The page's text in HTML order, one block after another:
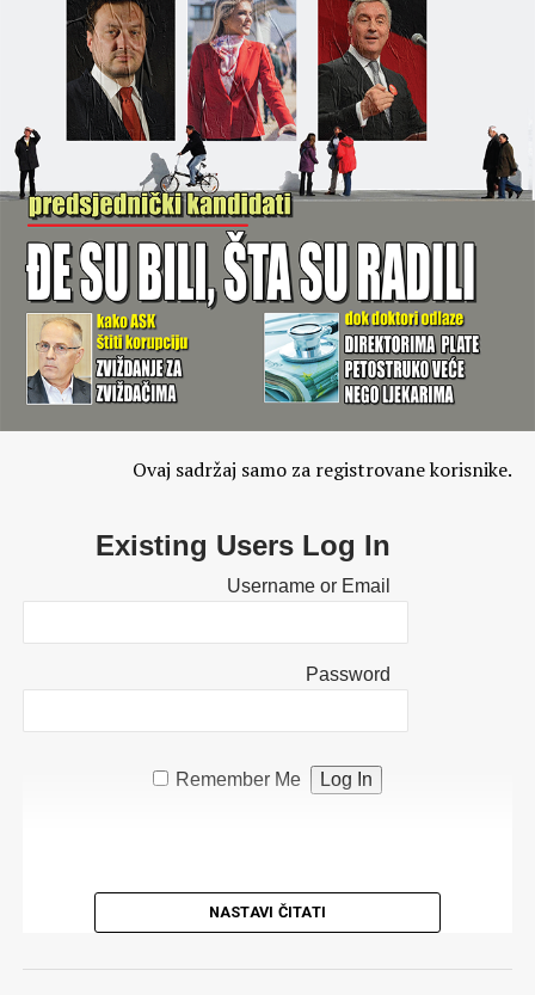
Ovaj sadržaj samo za registrovane korisnike.
Existing Users Log In
Username or Email
Password
Remember Me
NASTAVI ČITATI